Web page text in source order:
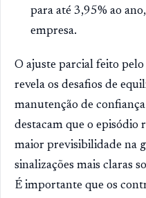
para até 3,95% ao
empresa.
O ajuste parcial feito
revela os desafios de
manutenção de
destacam que o episódio
maior previsibilidade na
sinalizações mais claras
É importante que os